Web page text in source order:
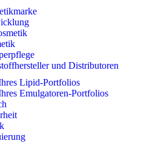
und Distributoren
Lipid-Portfolios
Emulgatoren-Portfolios